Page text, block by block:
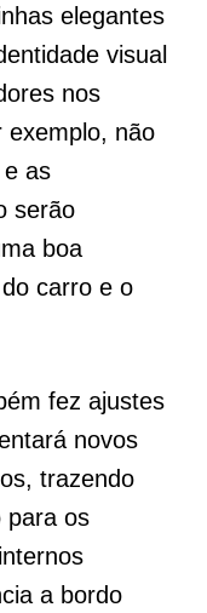
elegantes
visual
nos
exemplo, não
as
serão
boa
carro e o
fez ajustes
novos
trazendo
para os
a bordo